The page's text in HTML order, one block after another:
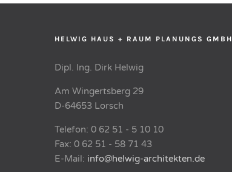
HELWIG HAUS + RAUM PLANUNGS GMBH
Dipl. Ing. Dirk Helwig
Am Wingertsberg 29
D-64653 Lorsch
Telefon: 0 62 51 - 5 10 10
Fax: 0 62 51 - 58 71 43
E-Mail: info@helwig-architekten.de